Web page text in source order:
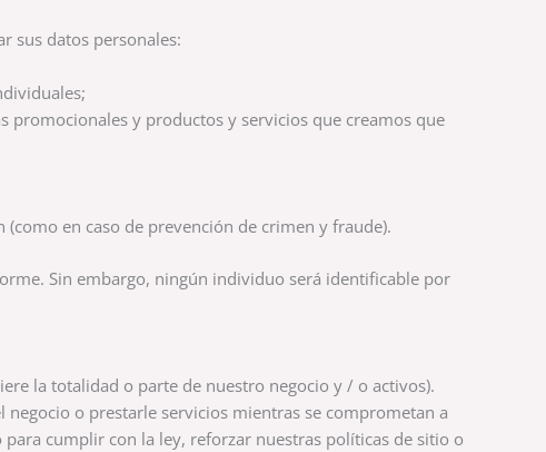
sus datos personales:
promocionales y productos y servicios que creamos que
en caso de prevención de crimen y fraude).
Sin embargo, ningún individuo será identificable por
la totalidad o parte de nuestro negocio y / o activos).
o prestarle servicios mientras se comprometan a
cumplir con la ley, reforzar nuestras políticas de sitio o